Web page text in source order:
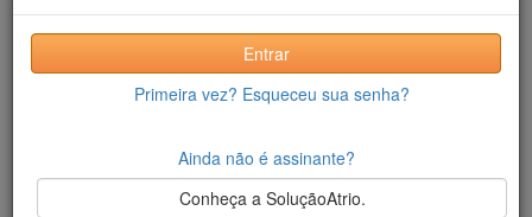
Entrar
Primeira vez? Esqueceu sua senha?
Ainda não é assinante?
Conheça a SoluçãoAtrio.